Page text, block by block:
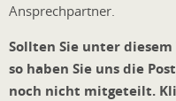
Ansprechpartner.
Sollten Sie unter
so haben Sie uns die
noch nicht mitgeteilt.